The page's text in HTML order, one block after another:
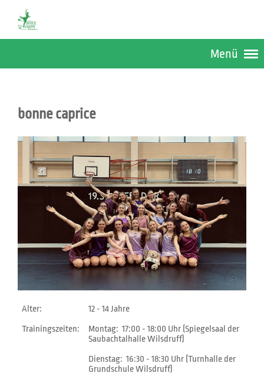
Menü
bonne caprice
Alter:
12 - 14 Jahre
Trainingszeiten:
Montag: 17:00 - 18:00 Uhr (Spiegelsaal der
Saubachtalhalle Wilsdruff)
Dienstag: 16:30 - 18:30 Uhr (Turnhalle der
Grundschule Wilsdruff)